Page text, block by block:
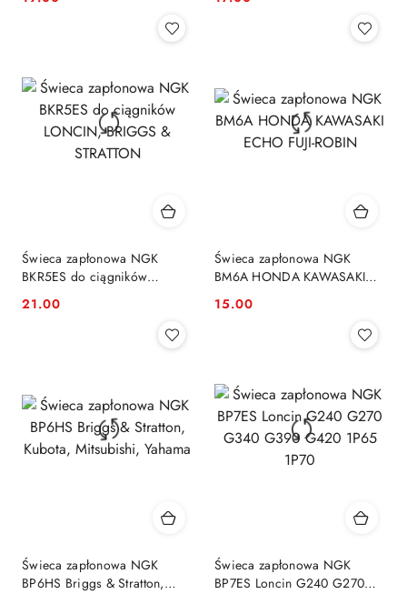
ECHO
Cena: Cena:
Świeca zapłonowa NGK
BKR5ES do ciągników
STRATTON
Cena:
21.00
Świeca zapłonowa NGK
BM6A HONDA KAWASAKI
Cena:
15.00
Świeca zapłonowa NGK
BP6HS Briggs & Stratton,
Świeca zapłonowa NGK
BP7ES Loncin G240 G270